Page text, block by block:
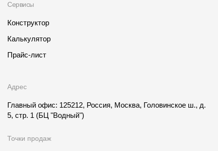
Сервисы
Конструктор
Калькулятор
Прайс-лист
Адрес
Главный офис: 125212, Россия, Москва, Головинское ш., д.
5, стр. 1 (БЦ "Водный")
Точки продаж